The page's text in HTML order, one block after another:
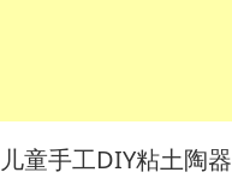
儿童手工DIY粘土陶器